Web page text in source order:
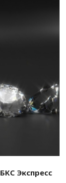
БКС Экспресс